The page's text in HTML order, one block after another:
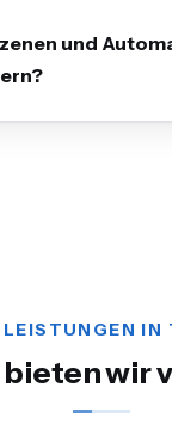
und
IN
bieten wir